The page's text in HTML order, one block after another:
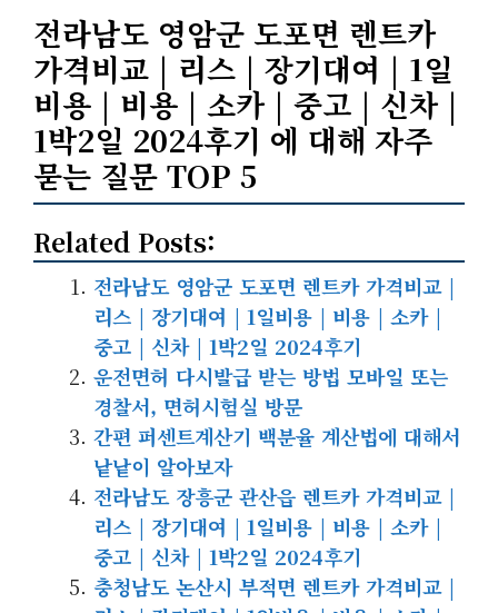
전라남도 영암군 도포면 렌트카
가격비교 | 리스 | 장기대여 | 1일
비용 | 비용 | 소카 | 중고 | 신차 |
1박2일 2024후기 에 대해 자주
묻는 질문 TOP 5
Related Posts:
전라남도 영암군 도포면 렌트카 가격비교 |
리스 | 장기대여 | 1일비용 | 비용 | 소카 |
중고 | 신차 | 1박2일 2024후기
운전면허 다시발급 받는 방법 모바일 또는
경찰서, 면허시험실 방문
간편 퍼센트계산기 백분율 계산법에 대해서
낱낱이 알아보자
전라남도 장흥군 관산읍 렌트카 가격비교 |
리스 | 장기대여 | 1일비용 | 비용 | 소카 |
중고 | 신차 | 1박2일 2024후기
충청남도 논산시 부적면 렌트카 가격비교 |